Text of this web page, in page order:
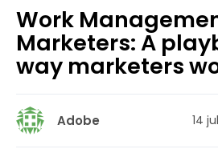
Work
Marketers: A
way marketers
Adobe 14